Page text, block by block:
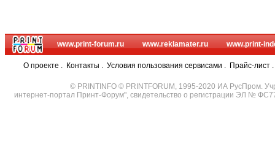
www.print-forum.ru www.reklamater.ru www.print-
О проекте . Контакты . Условия пользования сервисами . Прайс-лист .
© PRINTINFO © PRINTFORUM, 1995-2020 ИА РусПром.
интернет-портал Принт-Форум", свидетельство о регистрации ЭЛ №